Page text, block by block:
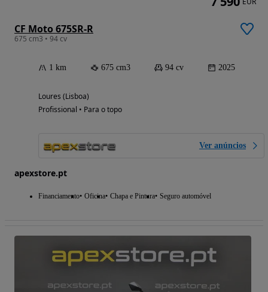
CF Moto 675SR-R
675 cm3 • 94 cv
1 km 675 cm3 94 cv 2025
Loures (Lisboa)
Profissional • Para o topo
Ver anúncios
apexstore.pt
Financiamento Oficina Chapa e Pintura Seguro automóvel